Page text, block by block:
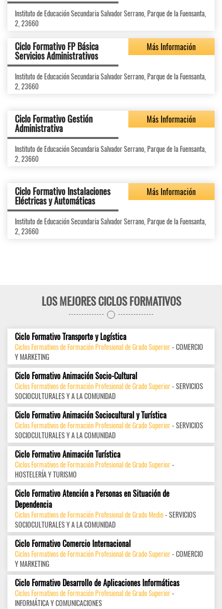
Instituto de Educación Secundaria Salvador Serrano, Parque de la Fuensanta,
2, 23660
Ciclo Formativo FP Básica
Servicios Administrativos
Más Información
Instituto de Educación Secundaria Salvador Serrano, Parque de la Fuensanta,
2, 23660
Ciclo Formativo Gestión
Administrativa
Más Información
Instituto de Educación Secundaria Salvador Serrano, Parque de la Fuensanta,
2, 23660
Ciclo Formativo Instalaciones
Eléctricas y Automáticas
Más Información
Instituto de Educación Secundaria Salvador Serrano, Parque de la Fuensanta,
2, 23660
LOS MEJORES CICLOS FORMATIVOS
Ciclo Formativo Transporte y Logística
Ciclos Formativos de Formación Profesional de Grado Superior- COMERCIO
Y MARKETING
Ciclo Formativo Animación Socio-Cultural
Ciclos Formativos de Formación Profesional de Grado Superior- SERVICIOS
SOCIOCULTURALES Y A LA COMUNIDAD
Ciclo Formativo Animación Sociocultural y Turística
Ciclos Formativos de Formación Profesional de Grado Superior- SERVICIOS
SOCIOCULTURALES Y A LA COMUNIDAD
Ciclo Formativo Animación Turística
Ciclos Formativos de Formación Profesional de Grado Superior-
HOSTELERÍA Y TURISMO
Ciclo Formativo Atención a Personas en Situación de
Dependencia
Ciclos Formativos de Formación Profesional de Grado Medio- SERVICIOS
SOCIOCULTURALES Y A LA COMUNIDAD
Ciclo Formativo Comercio Internacional
Ciclos Formativos de Formación Profesional de Grado Superior- COMERCIO
Y MARKETING
Ciclo Formativo Desarrollo de Aplicaciones Informáticas
Ciclos Formativos de Formación Profesional de Grado Superior-
INFORMÁTICA Y COMUNICACIONES